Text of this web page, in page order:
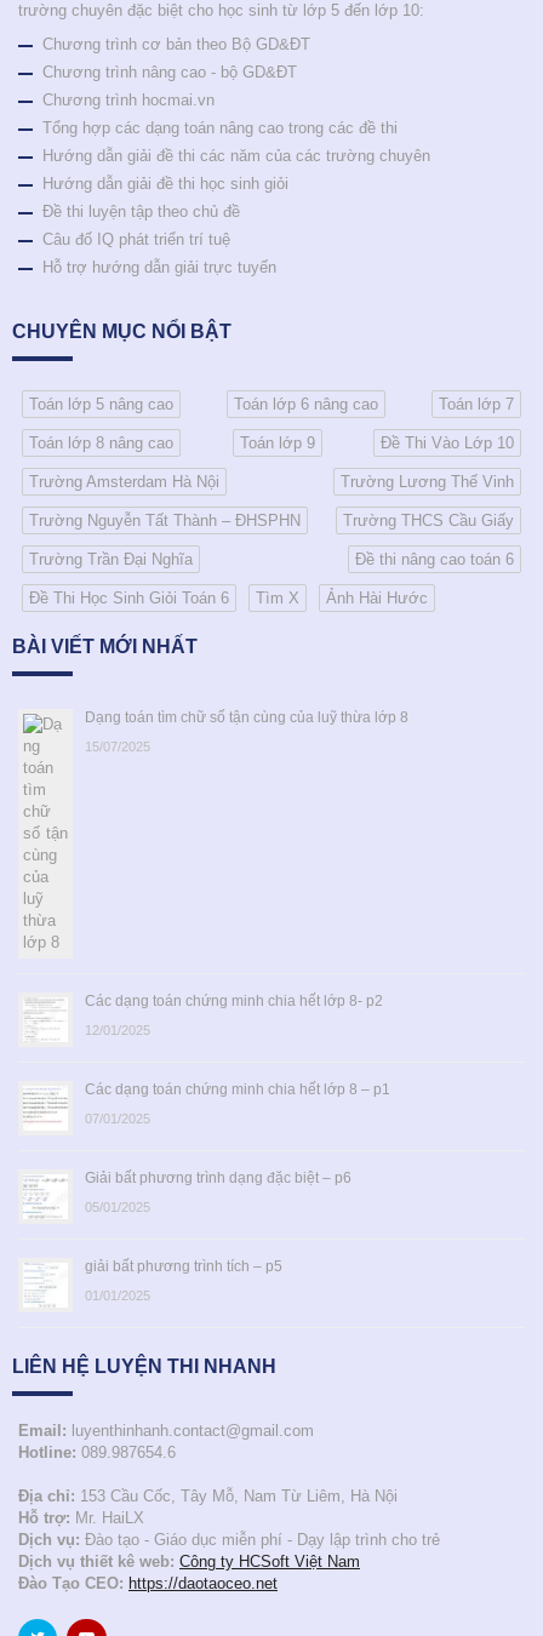
trường chuyên đặc biệt cho học sinh từ lớp 5 đến lớp 10:
Chương trình cơ bản theo Bộ GD&ĐT
Chương trình nâng cao - bộ GD&ĐT
Chương trình hocmai.vn
Tổng hợp các dạng toán nâng cao trong các đề thi
Hướng dẫn giải đề thi các năm của các trường chuyên
Hướng dẫn giải đề thi học sinh giỏi
Đề thi luyện tập theo chủ đề
Câu đố IQ phát triển trí tuệ
Hỗ trợ hướng dẫn giải trực tuyến
CHUYÊN MỤC NỔI BẬT
Toán lớp 5 nâng cao Toán lớp 6 nâng cao Toán lớp 7
Toán lớp 8 nâng cao Toán lớp 9 Đề Thi Vào Lớp 10
Trường Amsterdam Hà Nội Trường Lương Thế Vinh
Trường Nguyễn Tất Thành – ĐHSPHN Trường THCS Cầu Giấy
Trường Trần Đại Nghĩa Đề thi nâng cao toán 6
Đề Thi Học Sinh Giỏi Toán 6 Tìm X Ảnh Hài Hước
BÀI VIẾT MỚI NHẤT
Dạng toán tìm chữ số tận cùng của luỹ thừa lớp 8
15/07/2025
Các dạng toán chứng minh chia hết lớp 8- p2
12/01/2025
Các dạng toán chứng minh chia hết lớp 8 – p1
07/01/2025
Giải bất phương trình dạng đặc biệt – p6
05/01/2025
giải bất phương trình tích – p5
01/01/2025
LIÊN HỆ LUYỆN THI NHANH
Email: luyenthinhanh.contact@gmail.com
Hotline: 089.987654.6
Địa chỉ: 153 Cầu Cốc, Tây Mỗ, Nam Từ Liêm, Hà Nội
Hỗ trợ: Mr. HaiLX
Dịch vụ: Đào tạo - Giáo dục miễn phí - Dạy lập trình cho trẻ
Dịch vụ thiết kê web: Công ty HCSoft Việt Nam
Đào Tạo CEO: https://daotaoceo.net